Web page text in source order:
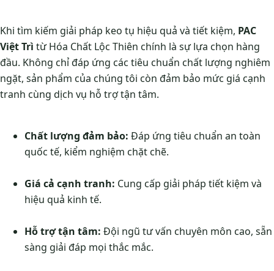
Khi tìm kiếm giải pháp keo tụ hiệu quả và tiết kiệm, PAC
Việt Trì từ Hóa Chất Lộc Thiên chính là sự lựa chọn hàng
đầu. Không chỉ đáp ứng các tiêu chuẩn chất lượng nghiêm
ngặt, sản phẩm của chúng tôi còn đảm bảo mức giá cạnh
tranh cùng dịch vụ hỗ trợ tận tâm.
Chất lượng đảm bảo: Đáp ứng tiêu chuẩn an toàn
quốc tế, kiểm nghiệm chặt chẽ.
Giá cả cạnh tranh: Cung cấp giải pháp tiết kiệm và
hiệu quả kinh tế.
Hỗ trợ tận tâm: Đội ngũ tư vấn chuyên môn cao, sẵn
sàng giải đáp mọi thắc mắc.